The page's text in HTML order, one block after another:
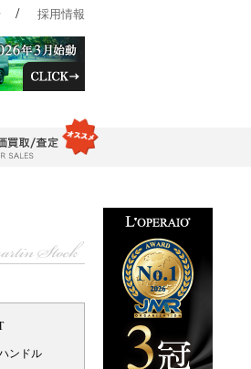
/ 採用情報
ンドル